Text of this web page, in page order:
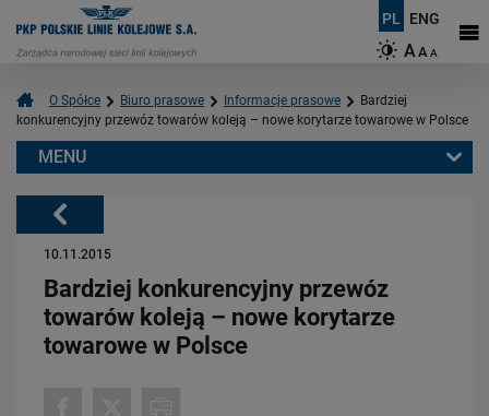
PL ENG
AAA
O Spółce Biuro prasowe Informacje prasowe
Bardziej
konkurencyjny przewóz towarów koleją – nowe korytarze towarowe w Polsce
Powrót
10.11.2015
Bardziej konkurencyjny przewóz
towarów koleją – nowe korytarze
towarowe w Polsce
MENU